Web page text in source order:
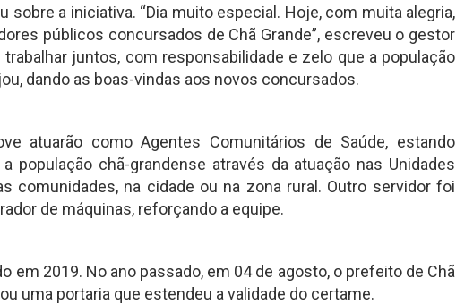
sobre a iniciativa. “Dia muito especial. Hoje, com muita alegria,
públicos concursados de Chã Grande”, escreveu o gestor
juntos, com responsabilidade e zelo que a população
dando as boas-vindas aos novos concursados.
atuarão como Agentes Comunitários de Saúde, estando
população chã-grandense através da atuação nas Unidades
comunidades, na cidade ou na zona rural. Outro servidor foi
de máquinas, reforçando a equipe.
em 2019. No ano passado, em 04 de agosto, o prefeito de Chã
uma portaria que estendeu a validade do certame.